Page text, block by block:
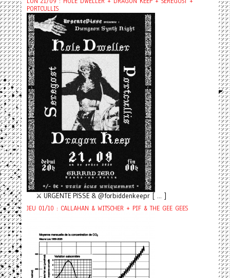
PORTCULLIS
⚔️ URGENTE PISSE & @forbiddenkeepr [ ... ]
JEU 01/10 : CALLAHAN & WITSCHER + PIF & THE GEE GEES